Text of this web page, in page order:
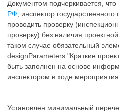
Документом подчеркивается, что
РФ , инспектор
проводить проверку
проверку) без наличия
таком случае обязательный
designParameters "Краткие
быть заполнен на основе
инспектором в ходе мероприятия.
Установлен минимальный